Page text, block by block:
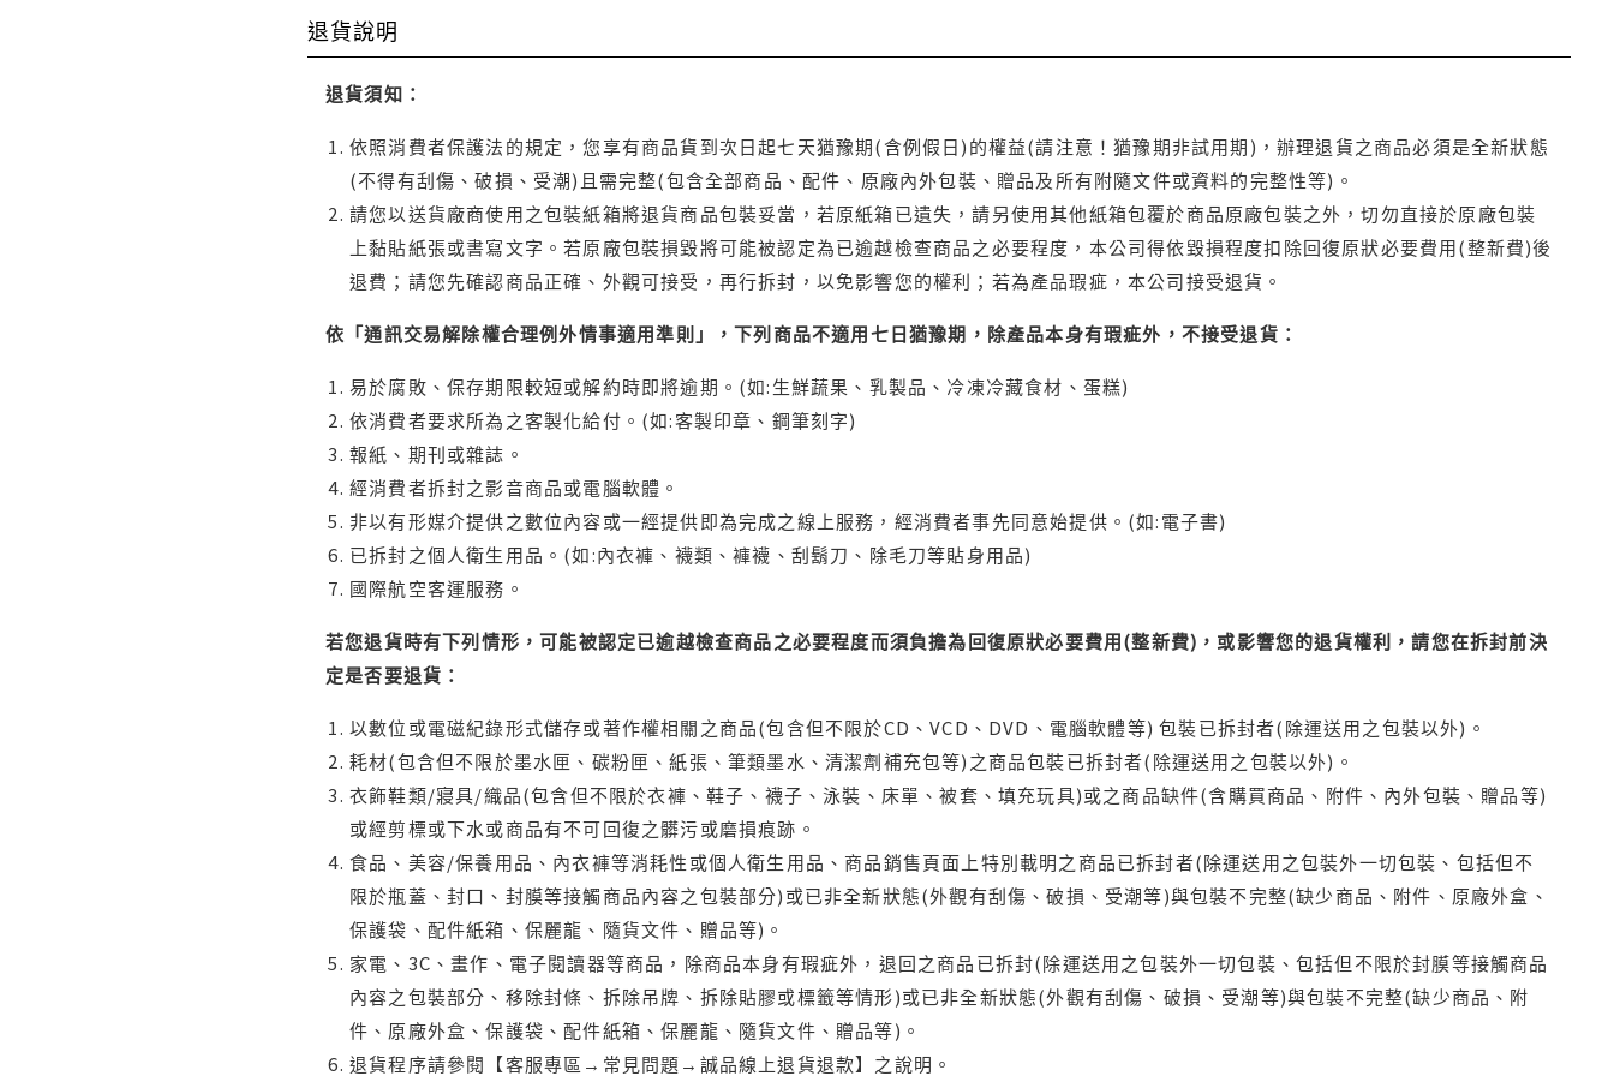
退貨說明
退貨須知：
依照消費者保護法的規定，您享有商品貨到次日起七天猶豫期(含例假日)的權益(請注意！猶豫期非試用期)，辦理退貨之商品必須是全新狀態
(不得有刮傷、破損、受潮)且需完整(包含全部商品、配件、原廠內外包裝、贈品及所有附隨文件或資料的完整性等)。
請您以送貨廠商使用之包裝紙箱將退貨商品包裝妥當，若原紙箱已遺失，請另使用其他紙箱包覆於商品原廠包裝之外，切勿直接於原廠包裝
上黏貼紙張或書寫文字。若原廠包裝損毀將可能被認定為已逾越檢查商品之必要程度，本公司得依毀損程度扣除回復原狀必要費用(整新費)後
退費；請您先確認商品正確、外觀可接受，再行拆封，以免影響您的權利；若為產品瑕疵，本公司接受退貨。
依「通訊交易解除權合理例外情事適用準則」，下列商品不適用七日猶豫期，除產品本身有瑕疵外，不接受退貨：
易於腐敗、保存期限較短或解約時即將逾期。(如:生鮮蔬果、乳製品、冷凍冷藏食材、蛋糕)
依消費者要求所為之客製化給付。(如:客製印章、鋼筆刻字)
報紙、期刊或雜誌。
經消費者拆封之影音商品或電腦軟體。
非以有形媒介提供之數位內容或一經提供即為完成之線上服務，經消費者事先同意始提供。(如:電子書)
已拆封之個人衛生用品。(如:內衣褲、襪類、褲襪、刮鬍刀、除毛刀等貼身用品)
國際航空客運服務。
若您退貨時有下列情形，可能被認定已逾越檢查商品之必要程度而須負擔為回復原狀必要費用(整新費)，或影響您的退貨權利，請您在拆封前決
定是否要退貨：
以數位或電磁紀錄形式儲存或著作權相關之商品(包含但不限於CD、VCD、DVD、電腦軟體等) 包裝已拆封者(除運送用之包裝以外)。
耗材(包含但不限於墨水匣、碳粉匣、紙張、筆類墨水、清潔劑補充包等)之商品包裝已拆封者(除運送用之包裝以外)。
衣飾鞋類/寢具/織品(包含但不限於衣褲、鞋子、襪子、泳裝、床單、被套、填充玩具)或之商品缺件(含購買商品、附件、內外包裝、贈品等)
或經剪標或下水或商品有不可回復之髒污或磨損痕跡。
食品、美容/保養用品、內衣褲等消耗性或個人衛生用品、商品銷售頁面上特別載明之商品已拆封者(除運送用之包裝外一切包裝、包括但不
限於瓶蓋、封口、封膜等接觸商品內容之包裝部分)或已非全新狀態(外觀有刮傷、破損、受潮等)與包裝不完整(缺少商品、附件、原廠外盒、
保護袋、配件紙箱、保麗龍、隨貨文件、贈品等)。
家電、3C、畫作、電子閱讀器等商品，除商品本身有瑕疵外，退回之商品已拆封(除運送用之包裝外一切包裝、包括但不限於封膜等接觸商品
內容之包裝部分、移除封條、拆除吊牌、拆除貼膠或標籤等情形)或已非全新狀態(外觀有刮傷、破損、受潮等)與包裝不完整(缺少商品、附
件、原廠外盒、保護袋、配件紙箱、保麗龍、隨貨文件、贈品等)。
退貨程序請參閱【客服專區→常見問題→誠品線上退貨退款】之說明。